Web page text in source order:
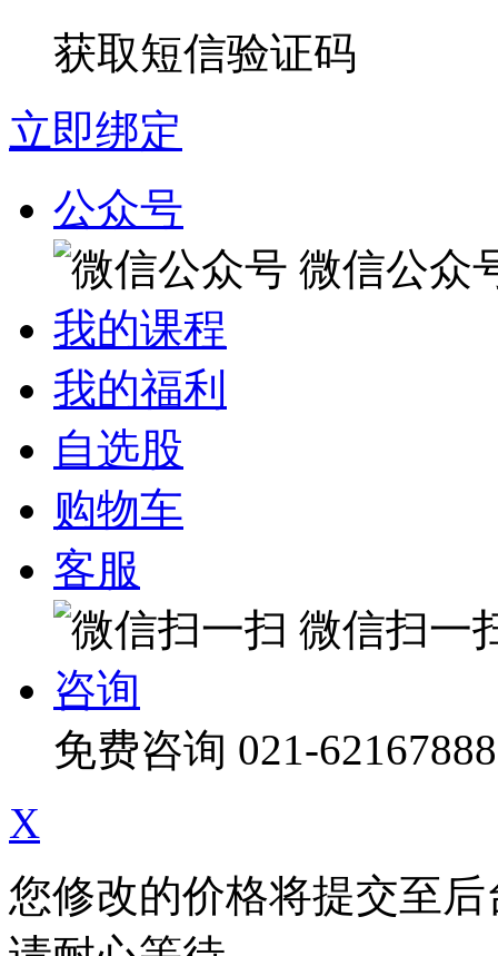
获取短信验证码
立即绑定
公众号
微信公众
我的课程
我的福利
自选股
购物车
客服
微信扫一
咨询
免费咨询 021-62167888
X
您修改的价格将提交至